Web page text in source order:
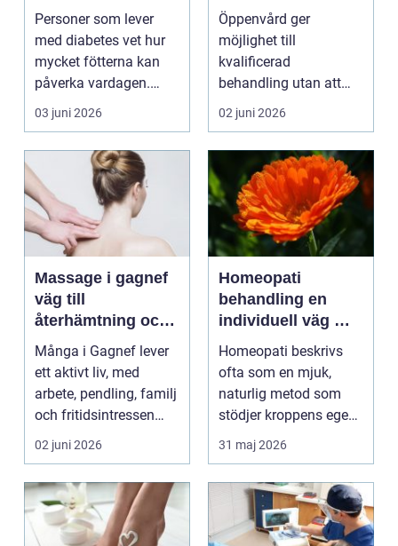
för känsliga fötter
Personer som lever
med diabetes vet hur
mycket fötterna kan
påverka vardagen.
Nedsatt känsel, sämre
03 juni 2026
och annan
problematik
Öppenvård ger
möjlighet till
kvalificerad
behandling utan att
personen behöver
lämna sitt hem, sitt ...
02 juni 2026
Massage i gagnef
väg till
återhämtning och
bättre hälsa
Många i Gagnef lever
ett aktivt liv, med
arbete, pendling, familj
och fritidsintressen
som ska få pl...
02 juni 2026
Homeopati
behandling en
individuell väg mot
bättre balans
Homeopati beskrivs
ofta som en mjuk,
naturlig metod som
stödjer kroppens egen
läkningsförmåga. I
31 maj 2026